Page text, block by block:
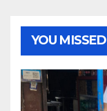
YOU MISSED